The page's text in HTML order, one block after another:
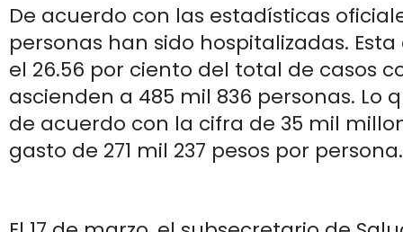
De acuerdo con las estadísticas
personas han sido hospitalizadas.
el 26.56 por ciento del total de casos
ascienden a 485 mil 836 personas. Lo
de acuerdo con la cifra de 35 mil
gasto de 271 mil 237 pesos por persona.